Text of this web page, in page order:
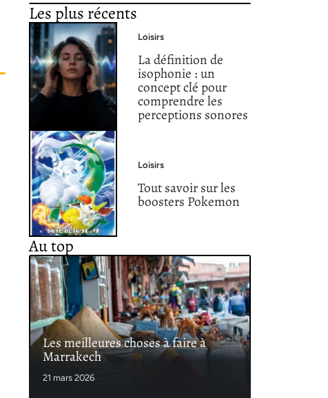
Les plus récents
Loisirs
La définition de
isophonie : un
concept clé pour
comprendre les
perceptions sonores
Loisirs
Tout savoir sur les
boosters Pokemon
Au top
Les meilleures choses à faire à
Marrakech
21 mars 2026